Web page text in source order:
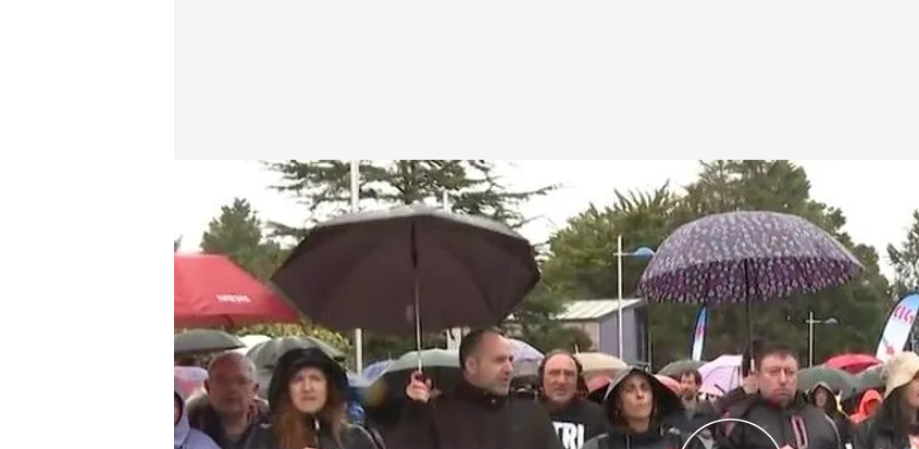
Protestas por mar y tierra contra la planta de celulosa de Altri y la Mina de Touro NOTICIAS CUATRO
Redacción digital Noticias Cuatro
22 MAR 2025 - 14:40h.
La multinacional lusa Altri quiere instalar en el municipio lucense de
Palas de Rei y la Mina de Touro
La movilización ha contado con la participación también de cientos de
barcos a pesar de las alertas por oleaje